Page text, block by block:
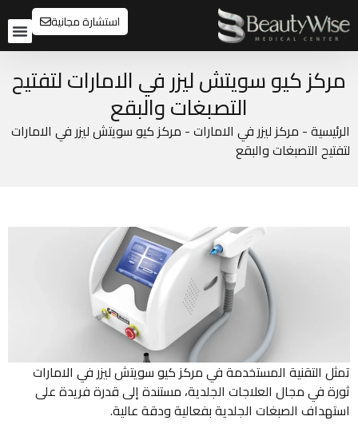
استشارة مجانية
مركز كيو سويتش ليزر في الامارات لتفتيح
التصبغات والبقع
الرئيسية- مركز ليزر في الامارات- مركز كيو سويتش ليزر في الامارات
لتفتيح التصبغات والبقع
تمثل التقنية المستخدمة في مركز كيو سويتش ليزر في الامارات
ثورة في مجال العلاجات الجلدية، مستندة إلى قدرة فريدة على
استهداف الصبغات الجلدية بفعالية ودقة عالية.